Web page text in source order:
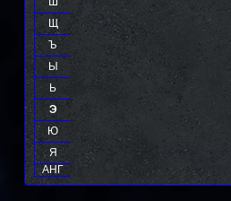
Щ
Ъ
Ы
Ь
Э
Ю
Я
АНГ